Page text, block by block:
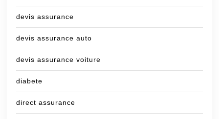
devis assurance
devis assurance auto
devis assurance voiture
diabete
direct assurance